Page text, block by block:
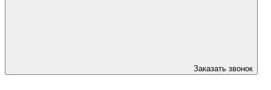
Заказать звонок